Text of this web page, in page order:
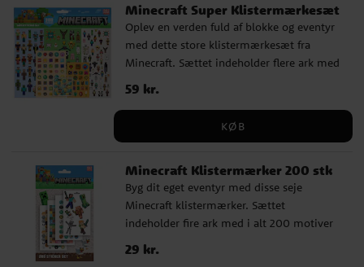
Minecraft Super Klistermærkesæt
Oplev en verden fuld af blokke og eventyr
med dette store klistermærkesæt fra
Minecraft. Sættet indeholder flere ark med
i alt 300 motiver af figurer, værktøj, dyr
og genstande fra spillet. Perfekt til kreativ
samle på. ✔️ 300 klistermærker fordelt på
fra Minecrafts verden ✔️ Officielt licenseret
Minecraft produkt
Pris:59 kr.
59 kr.
KØB
Minecraft Klistermærker 200 stk
Byg dit eget eventyr med disse seje
Minecraft klistermærker. Sættet
indeholder fire ark med i alt 200 motiver
det populære spilunivers. Perfekte til
Pris:29 kr.
29 kr.